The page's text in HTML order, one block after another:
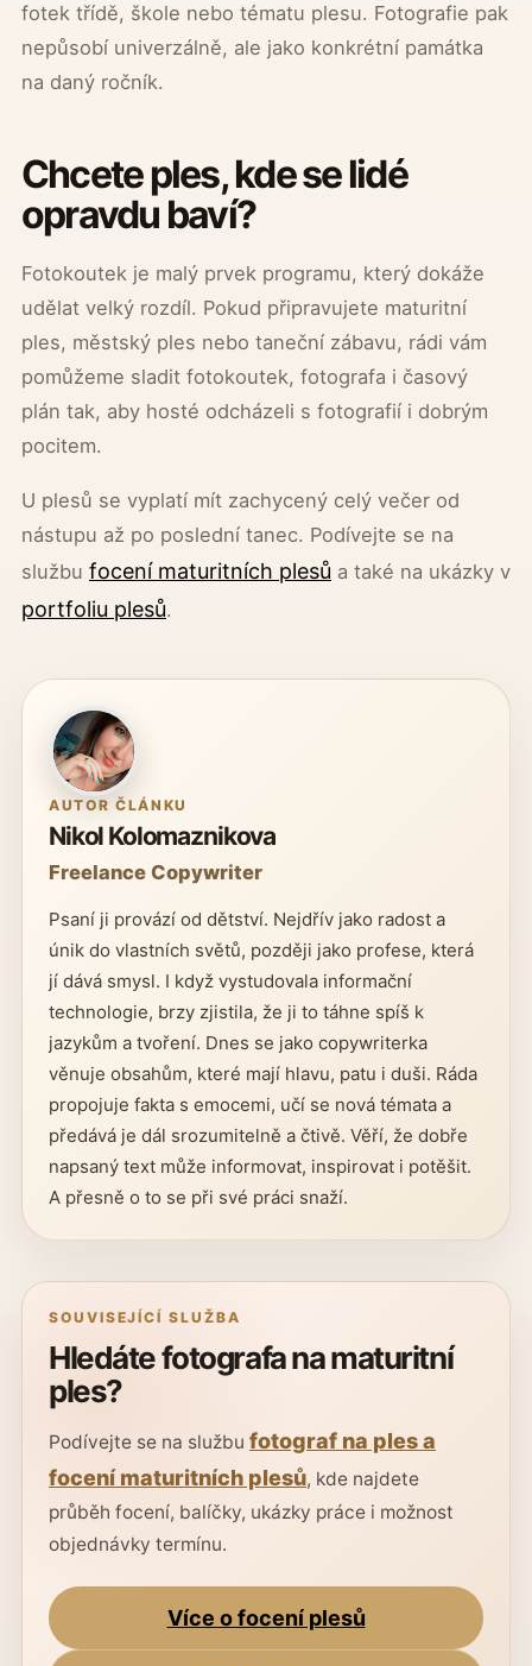
fotek třídě, škole nebo tématu plesu. Fotografie pak
nepůsobí univerzálně, ale jako konkrétní památka
na daný ročník.
Chcete ples, kde se lidé
opravdu baví?
Fotokoutek je malý prvek programu, který dokáže
udělat velký rozdíl. Pokud připravujete maturitní
ples, městský ples nebo taneční zábavu, rádi vám
pomůžeme sladit fotokoutek, fotografa i časový
plán tak, aby hosté odcházeli s fotografií i dobrým
pocitem.
U plesů se vyplatí mít zachycený celý večer od
nástupu až po poslední tanec. Podívejte se na
službu focení maturitních plesů a také na ukázky v
portfoliu plesů.
AUTOR ČLÁNKU
Nikol Kolomaznikova
Freelance Copywriter
Psaní ji provází od dětství. Nejdřív jako radost a
únik do vlastních světů, později jako profese, která
jí dává smysl. I když vystudovala informační
technologie, brzy zjistila, že ji to táhne spíš k
jazykům a tvoření. Dnes se jako copywriterka
věnuje obsahům, které mají hlavu, patu i duši. Ráda
propojuje fakta s emocemi, učí se nová témata a
předává je dál srozumitelně a čtivě. Věří, že dobře
napsaný text může informovat, inspirovat i potěšit.
A přesně o to se při své práci snaží.
SOUVISEJÍCÍ SLUŽBA
Hledáte fotografa na maturitní
ples?
Podívejte se na službu fotograf na ples a
focení maturitních plesů, kde najdete
průběh focení, balíčky, ukázky práce i možnost
objednávky termínu.
Více o focení plesů